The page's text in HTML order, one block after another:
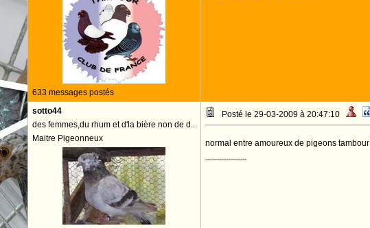
633 messages postés
sotto44
des femmes,du rhum et d'la bière non de d..
Maitre Pigeonneux
Posté le 29-03-2009 à 20:47:10
normal entre amoureux de pigeons tambour
--------------------